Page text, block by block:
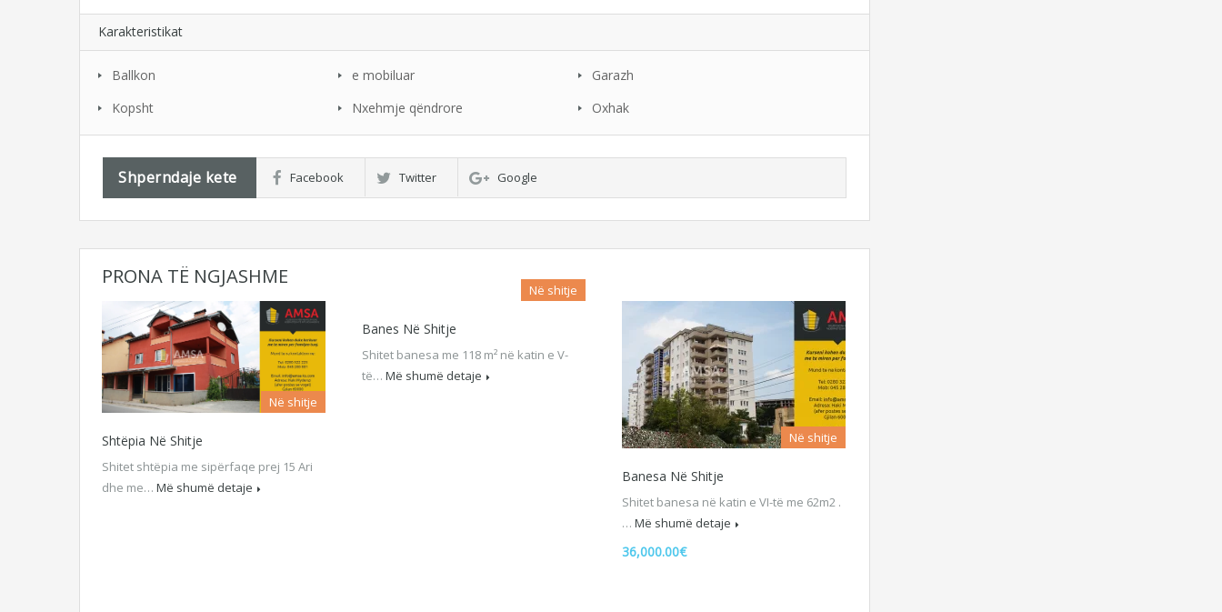
Karakteristikat
Ballkon e mobiluar
Garazh
Kopsht
Nxehmje qëndrore Oxhak
Shperndaje kete Facebook Twitter Google
PRONA TË NGJASHME
Në shitje
Shtëpia Në Shitje
Shitet shtëpia me sipërfaqe prej 15 Ari
dhe me… Më shumë detaje
Në shitje
Banes Në Shitje
Shitet banesa me 118 m² në katin e V-
të… Më shumë detaje
Në shitje
Banesa Në Shitje
Shitet banesa në katin e VI-të me 62m2 .
… Më shumë detaje
36,000.00€